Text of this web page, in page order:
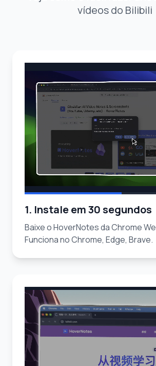
vídeos do Bilibili
1. Instale em 30 segundos
Baixe o HoverNotes da Chrome
Funciona no Chrome, Edge, Brave.